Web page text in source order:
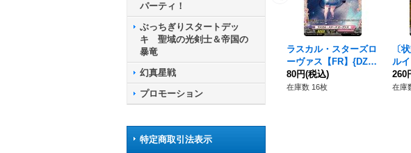
パーティ！
ぶっちぎりスタートデッ
キ 聖域の光剣士＆帝国の
暴竜
幻真星戦
プロモーション
特定商取引法表示
ラスカル・スターズロ
ーヴァス【FR】{DZ-L
BT01/FR41}《リリカ
ルモナステリオ》
80円(税込)
在庫数 16枚
〔
ル
テ
260
在庫